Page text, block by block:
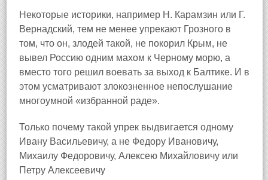
Некоторые историки, например Н. Карамзин или Г.
Вернадский, тем не менее упрекают Грозного в
том, что он, злодей такой, не покорил Крым, не
вывел Россию одним махом к Черному морю, а
вместо того решил воевать за выход к Балтике. И в
этом усматривают злокозненное непослушание
многоумной «избранной раде».
Только почему такой упрек выдвигается одному
Ивану Васильевичу, а не Федору Ивановичу,
Михаилу Федоровичу, Алексею Михайловичу или
Петру Алексеевичу